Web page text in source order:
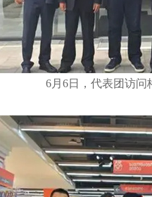
6月6日，代表团访问